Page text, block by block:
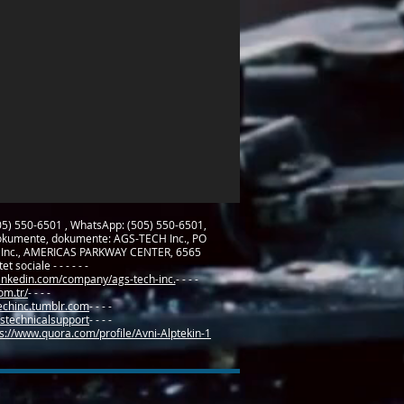
550-6501 , WhatsApp: (505) 550-6501,
dokumente: AGS-TECH Inc., PO
AMERICAS PARKWAY CENTER, 6565
sociale - - - - - -
company/ags-tech-inc.- - - -
- - - -
- - - -
- - - -
www.quora.com/profile/Avni-Alptekin-1